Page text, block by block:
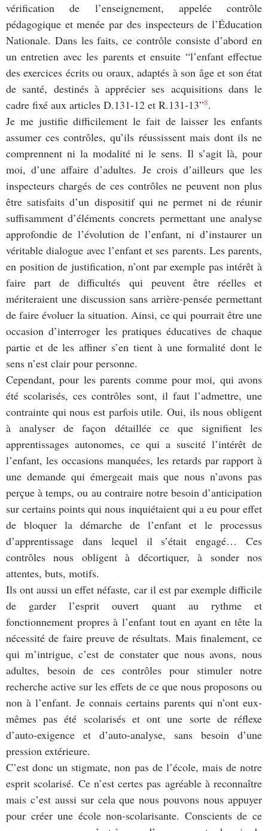
vérification de l’enseignement, appelée contrôle
pédagogique et menée par des inspecteurs de l’Éducation
Nationale. Dans les faits, ce contrôle consiste d’abord en
un entretien avec les parents et ensuite “l’enfant effectue
des exercices écrits ou oraux, adaptés à son âge et son état
de santé, destinés à apprécier ses acquisitions dans le
cadre fixé aux articles D.131-12 et R.131-13”8.
Je me justifie difficilement le fait de laisser les enfants
assumer ces contrôles, qu’ils réussissent mais dont ils ne
comprennent ni la modalité ni le sens. Il s’agit là, pour
moi, d’une affaire d’adultes. Je crois d’ailleurs que les
inspecteurs chargés de ces contrôles ne peuvent non plus
être satisfaits d’un dispositif qui ne permet ni de réunir
suffisamment d’éléments concrets permettant une analyse
approfondie de l’évolution de l’enfant, ni d’instaurer un
véritable dialogue avec l’enfant et ses parents. Les parents,
en position de justification, n’ont par exemple pas intérêt à
faire part de difficultés qui peuvent être réelles et
mériteraient une discussion sans arrière-pensée permettant
de faire évoluer la situation. Ainsi, ce qui pourrait être une
occasion d’interroger les pratiques éducatives de chaque
partie et de les affiner s’en tient à une formalité dont le
sens n’est clair pour personne.
Cependant, pour les parents comme pour moi, qui avons
été scolarisés, ces contrôles sont, il faut l’admettre, une
contrainte qui nous est parfois utile. Oui, ils nous obligent
à analyser de façon détaillée ce que signifient les
apprentissages autonomes, ce qui a suscité l’intérêt de
l’enfant, les occasions manquées, les retards par rapport à
une demande qui émergeait mais que nous n’avons pas
perçue à temps, ou au contraire notre besoin d’anticipation
sur certains points qui nous inquiétaient qui a eu pour effet
de bloquer la démarche de l’enfant et le processus
d’apprentissage dans lequel il s’était engagé… Ces
contrôles nous obligent à décortiquer, à sonder nos
attentes, buts, motifs.
Ils ont aussi un effet néfaste, car il est par exemple difficile
de garder l’esprit ouvert quant au rythme et
fonctionnement propres à l’enfant tout en ayant en tête la
nécessité de faire preuve de résultats. Mais finalement, ce
qui m’intrigue, c’est de constater que nous avons, nous
adultes, besoin de ces contrôles pour stimuler notre
recherche active sur les effets de ce que nous proposons ou
non à l’enfant. Je connais certains parents qui n’ont eux-
mêmes pas été scolarisés et ont une sorte de réflexe
d’auto-exigence et d’auto-analyse, sans besoin d’une
pression extérieure.
C’est donc un stigmate, non pas de l’école, mais de notre
esprit scolarisé. Ce n’est certes pas agréable à reconnaître
mais c’est aussi sur cela que nous pouvons nous appuyer
pour créer une école non-scolarisante. Conscients de ce